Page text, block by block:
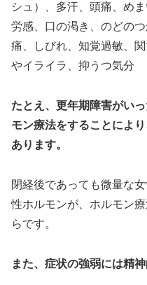
シュ）、多汗、頭痛、め
労感、口の渇き、のどの
痛、しびれ、知覚過敏、
やイライラ、抑うつ気分
たとえ、更年期障害がい
モン療法をすることによ
あります。
閉経後であっても微量な
性ホルモンが、ホルモン
らです。
また、症状の強弱には精